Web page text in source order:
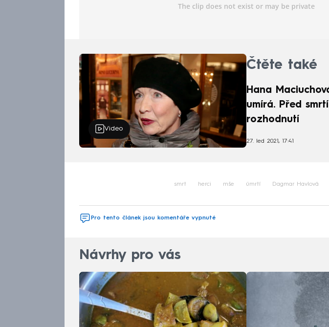
Video
Čtěte také
Hana
umírá. Před
rozhodnutí
27. led 2021, 17:41
smrt herci mše úmrtí Dagmar Havlová
Pro tento článek jsou komentáře vypnuté
Návrhy pro vás